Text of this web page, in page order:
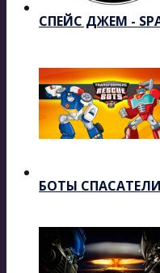
СПЕЙС ДЖЕМ -
БОТЫ СПАСАТЕЛИ